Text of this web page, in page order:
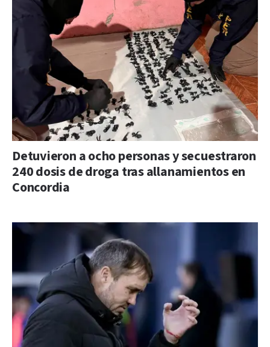
Detuvieron a ocho personas y secuestraron
240 dosis de droga tras allanamientos en
Concordia